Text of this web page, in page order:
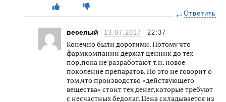
Ответить
веселый 13.07.2017 22:37
Конечно были дорогими. Потому что
фармкомпании держат ценник до тех
пор,пока не разработают т.н. новое
поколение препаратов. Но это не говорит о
том,что производство «действующего
вещества» стоит тех денег,которые требуют
с несчастных бедолаг. Цена складывается из